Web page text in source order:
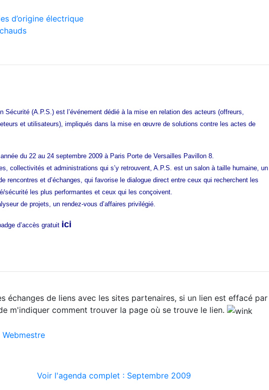
d’origine électrique
Sécurité (A.P.S.) est l’événement dédié à la mise en relation des acteurs (offreurs,
et utilisateurs), impliqués dans la mise en œuvre de solutions contre les actes de
année du 22 au 24 septembre 2009 à Paris Porte de Versailles Pavillon 8.
collectivités et administrations qui s’y retrouvent, A.P.S. est un salon à taille humaine, un
rencontres et d’échanges, qui favorise le dialogue direct entre ceux qui recherchent les
sécurité les plus performantes et ceux qui les conçoivent.
de projets, un rendez-vous d’affaires privilégié.
d’accès gratuit ici
échanges de liens avec les sites partenaires, si un lien est effacé par
m'indiquer comment trouver la page où se trouve le lien.
Webmestre
Voir l'agenda complet : Septembre 2009